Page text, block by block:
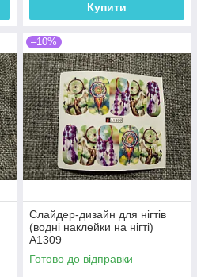
Купити
–10%
Слайдер-дизайн для нігтів
(водні наклейки на нігті)
A1309
Готово до відправки